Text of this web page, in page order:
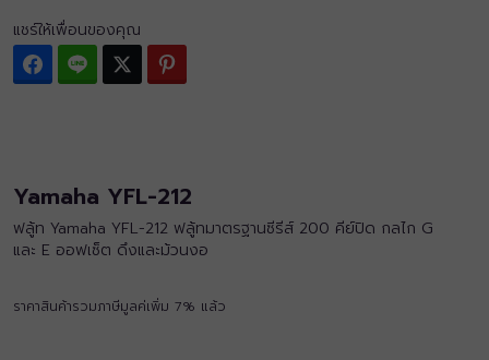
แชร์ให้เพื่อนของคุณ
Facebook
Line Twitter
Yamaha YFL-212
ฟลู้ท Yamaha YFL-212 ฟลู้ทมาตรฐานซีรีส์ 200 คีย์ปิด กลไก G
และ E ออฟเซ็ต ดึงและม้วนงอ
ราคาสินค้ารวมภาษีมูลค่เพิ่ม 7% แล้ว